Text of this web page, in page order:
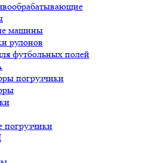
машины
рулонов
футбольных полей
погрузчики